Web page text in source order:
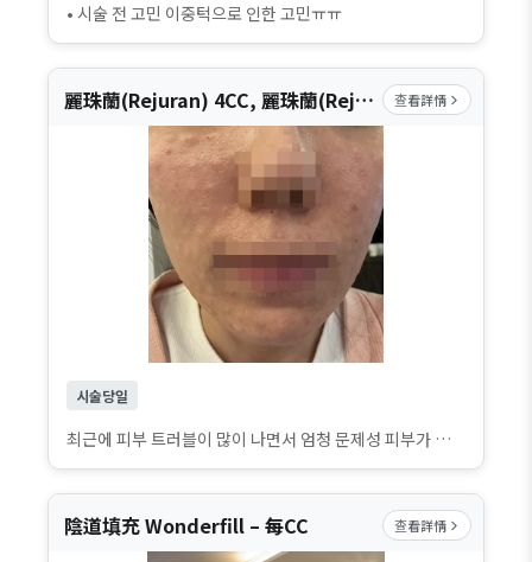
• 시술 전 고민 이중턱으로 인한 고민ㅠㅠ
麗珠蘭(Rejuran) 4CC, 麗珠蘭(Rejuran) 2CC 查看詳情
시술당일
최근에 피부 트러블이 많이 나면서 엄청 문제성 피부가 된 것 같아서 시술 받으러 다녀왔어요~ 대기 없이 바로 진행돼서 시간 부담 없이 빠르게 시술 받을 수 있어서 너무 좋았어요. 시술도 꼼꼼하게 챙겨주시고, 직원분들도 친절하게 응대해 주셔서 처음부터 끝까지 편하게 받고 왔어요!
陰道填充 Wonderfill – 每CC 查看詳情